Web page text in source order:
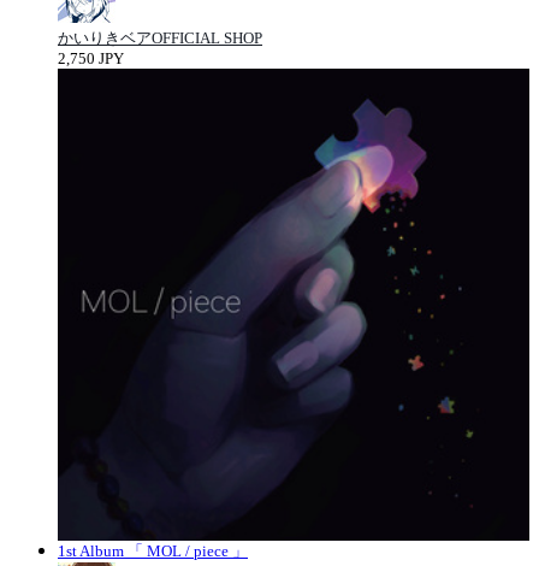
かいりきベアOFFICIAL SHOP
2,750 JPY
1st Album 「 MOL / piece 」